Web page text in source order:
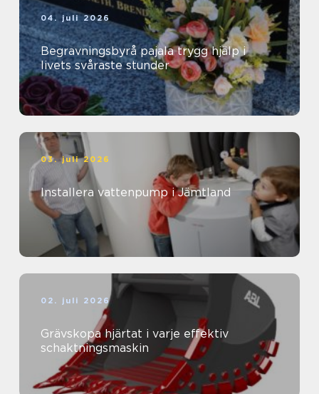
04. juli 2026
Begravningsbyrå pajala trygg hjälp i
livets svåraste stunder
03. juli 2026
Installera vattenpump i Jämtland
02. juli 2026
Grävskopa hjärtat i varje effektiv
schaktningsmaskin